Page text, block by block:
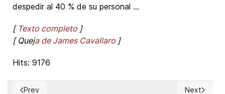
despedir al 40 % de su personal ...
[ Texto completo ]
[ Queja de James Cavallaro ]
Hits: 9176
Previous article: Aumenta hostigamiento religioso en países
Prev Next
Next